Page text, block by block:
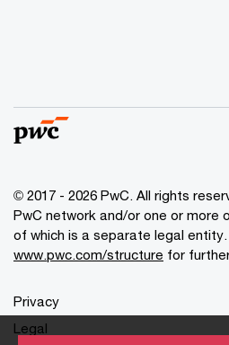
© 2017 - 2026 PwC. All rights
PwC network and/or one or more
of which is a separate legal
www.pwc.com/structure for
Privacy
Legal